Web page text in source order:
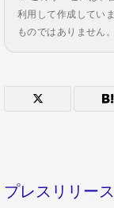
利用して作成してい
ものではありません。
プレスリリー